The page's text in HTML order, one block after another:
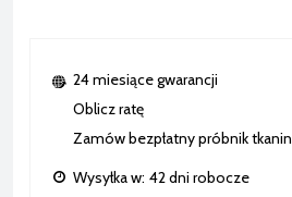
24 miesiące gwarancji
Oblicz ratę
Zamów bezpłatny próbnik tkanin
Wysyłka w: 42 dni robocze